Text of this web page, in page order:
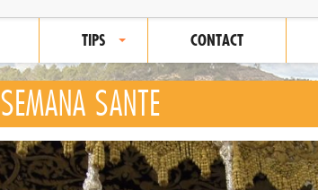
TIPS CONTACT
SEMANA SANTE